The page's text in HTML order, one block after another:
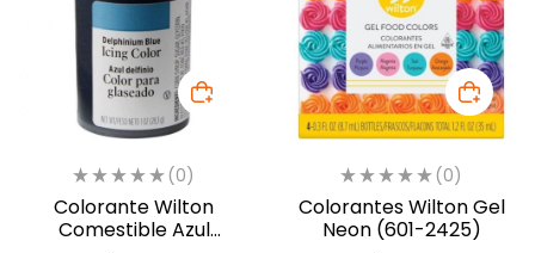
(0)
Colorante Wilton
Comestible Azul
(0)
Colorantes Wilton Gel
Neon (601-2425)